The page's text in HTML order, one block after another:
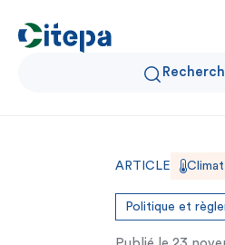
Qui sommes-nous ?
Données Air et Climat
ARTICLE Climat
Politique et